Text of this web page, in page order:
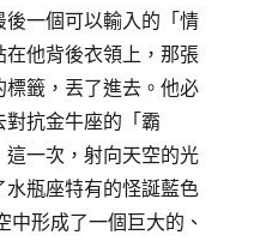
一個可以輸入的「情
他背後衣領上，那張
籤，丟了進去。他必
抗金牛座的「霸
一次，射向天空的光
瓶座特有的怪誕藍色
形成了一個巨大的、